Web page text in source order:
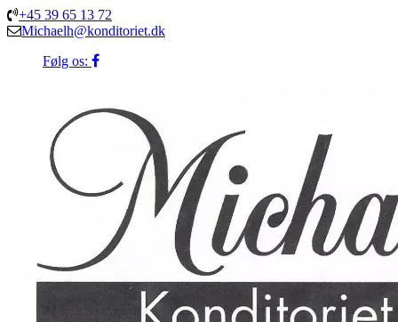
+45 39 65 13 72
Michaelh@konditoriet.dk
Følg os: